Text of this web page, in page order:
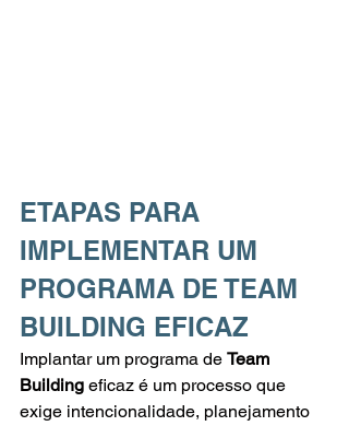
ETAPAS PARA
IMPLEMENTAR UM
PROGRAMA DE TEAM
BUILDING EFICAZ
Implantar um programa de Team
Building eficaz é um processo que
exige intencionalidade, planejamento